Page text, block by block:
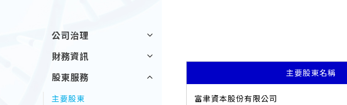
公司治理
財務資訊
股東服務
主要股東
主要股東名稱
富聿資本股份有限公司